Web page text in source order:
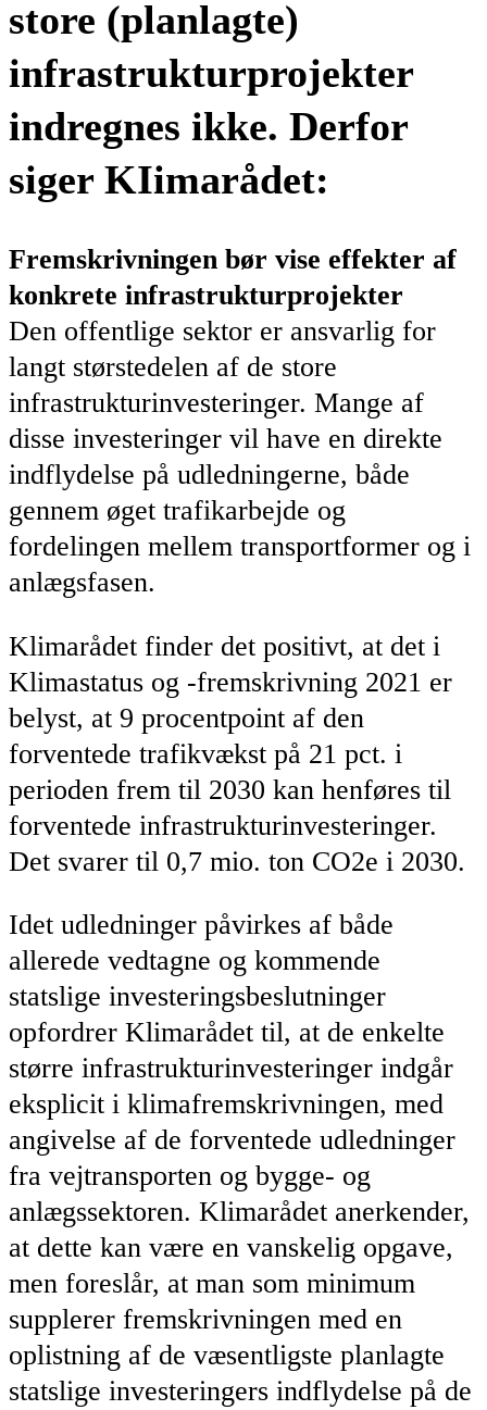
store (planlagte)
infrastrukturprojekter
indregnes ikke. Derfor
siger KIimarådet:
Fremskrivningen bør vise effekter af
konkrete infrastrukturprojekter
Den offentlige sektor er ansvarlig for
langt størstedelen af de store
infrastrukturinvesteringer. Mange af
disse investeringer vil have en direkte
indflydelse på udledningerne, både
gennem øget trafikarbejde og
fordelingen mellem transportformer og i
anlægsfasen.
Klimarådet finder det positivt, at det i
Klimastatus og -fremskrivning 2021 er
belyst, at 9 procentpoint af den
forventede trafikvækst på 21 pct. i
perioden frem til 2030 kan henføres til
forventede infrastrukturinvesteringer.
Det svarer til 0,7 mio. ton CO2e i 2030.
Idet udledninger påvirkes af både
allerede vedtagne og kommende
statslige investeringsbeslutninger
opfordrer Klimarådet til, at de enkelte
større infrastrukturinvesteringer indgår
eksplicit i klimafremskrivningen, med
angivelse af de forventede udledninger
fra vejtransporten og bygge- og
anlægssektoren. Klimarådet anerkender,
at dette kan være en vanskelig opgave,
men foreslår, at man som minimum
supplerer fremskrivningen med en
oplistning af de væsentligste planlagte
statslige investeringers indflydelse på de